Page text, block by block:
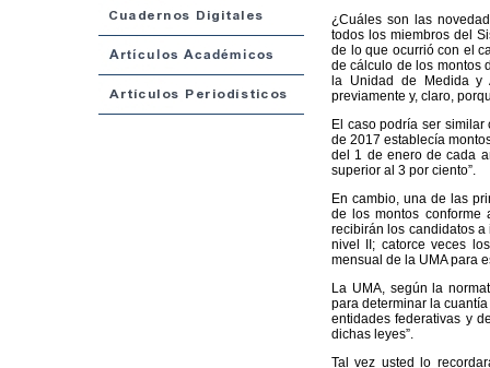
¿Cuáles son las
todos los miembros del
de lo que ocurrió con el
de cálculo de los montos
la Unidad de Medida y
previamente y, claro,
El caso podría ser
de 2017 establecía
del 1 de enero de cada
superior al 3 por ciento”.
En cambio, una de las
de los montos conforme
recibirán los candidatos
nivel II; catorce veces
mensual de la UMA para
La UMA, según la
para determinar la
entidades federativas y
dichas leyes”.
Tal vez usted lo